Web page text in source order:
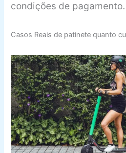
condições de pagamento.
Casos Reais de patinete quanto